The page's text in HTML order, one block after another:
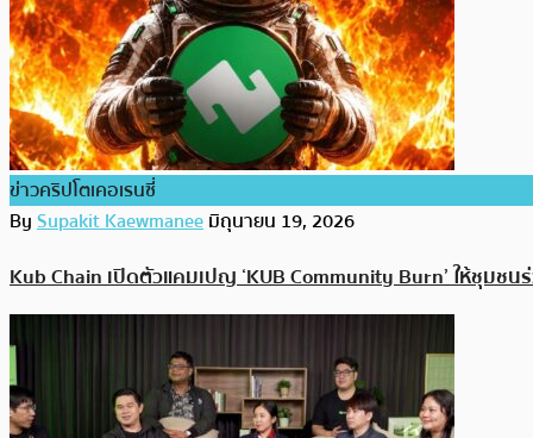
ข่าวคริปโตเคอเรนซี่
BySupakit Kaewmaneeมิถุนายน 19, 2026
Kub Chain เปิดตัวแคมเปญ ‘KUB Community Burn’ ให้ชุมช